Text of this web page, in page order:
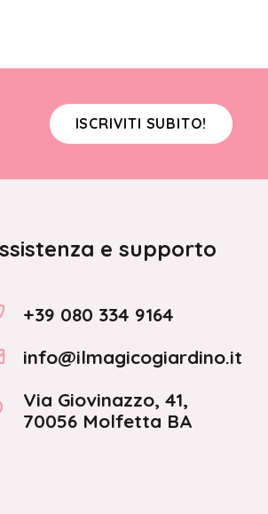
ISCRIVITI SUBITO!
e supporto
+39 080 334 9164
info@ilmagicogiardino.it
Via Giovinazzo, 41,
70056 Molfetta BA